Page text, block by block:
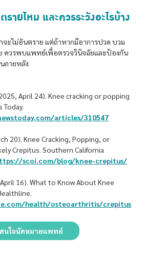
ายไหม และควรระวังอะไรบ้าง
จะไม่อันตราย แต่ถ้าหากมีอาการปวด บวม
ควรพบแพทย์เพื่อตรวจวินิจฉัยและป้องกัน
ภายหลัง
April 24). Knee cracking or popping
Today.
articles/310547
20). Knee Cracking, Popping, or
Crepitus. Southern California
scoi.com/blog/knee-crepitus/
16). What to Know About Knee
health/osteoarthritis/crepitus
สนใจนัดหมายแพทย์